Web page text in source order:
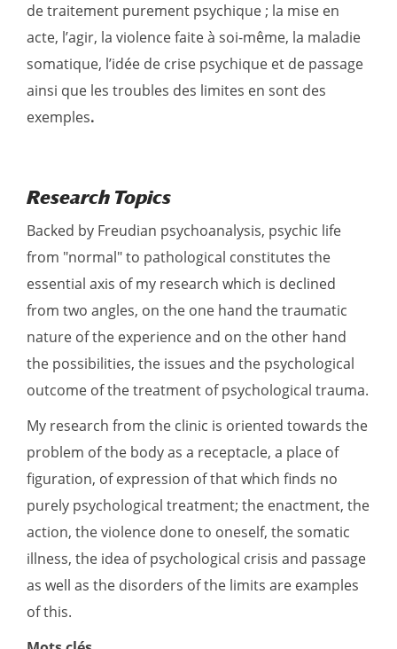
de traitement purement psychique ; la mise en
acte, l’agir, la violence faite à soi-même, la maladie
somatique, l’idée de crise psychique et de passage
ainsi que les troubles des limites en sont des
exemples.
Research Topics
Backed by Freudian psychoanalysis, psychic life
from "normal" to pathological constitutes the
essential axis of my research which is declined
from two angles, on the one hand the traumatic
nature of the experience and on the other hand
the possibilities, the issues and the psychological
outcome of the treatment of psychological trauma.
My research from the clinic is oriented towards the
problem of the body as a receptacle, a place of
figuration, of expression of that which finds no
purely psychological treatment; the enactment, the
action, the violence done to oneself, the somatic
illness, the idea of ​​psychological crisis and passage
as well as the disorders of the limits are examples
of this.